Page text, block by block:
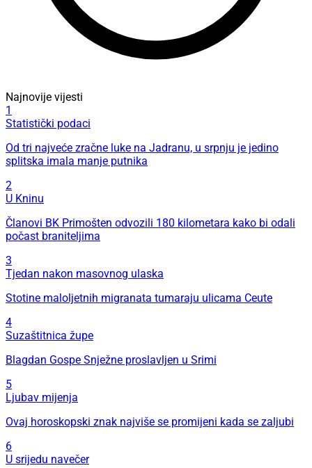
Najnovije vijesti
1
Statistički podaci
Od tri najveće zračne luke na Jadranu, u srpnju je jedino
splitska imala manje putnika
2
U Kninu
Članovi BK Primošten odvozili 180 kilometara kako bi odali
počast braniteljima
3
Tjedan nakon masovnog ulaska
Stotine maloljetnih migranata tumaraju ulicama Ceute
4
Suzaštitnica župe
Blagdan Gospe Snježne proslavljen u Srimi
5
Ljubav mijenja
Ovaj horoskopski znak najviše se promijeni kada se zaljubi
6
U srijedu navečer